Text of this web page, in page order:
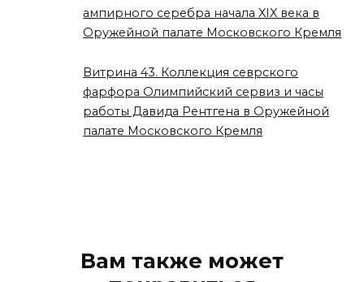
ампирного серебра начала XIX века в
Оружейной палате Московского Кремля
Витрина 43. Коллекция севрского
фарфора Олимпийский сервиз и часы
работы Давида Рентгена в Оружейной
палате Московского Кремля
Вам также может